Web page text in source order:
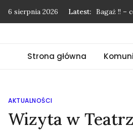
6 sierpnia 2026 Latest: Bagaż !! –
”Mój
Strona główna
AKTUALNOŚCI
Wizyta w